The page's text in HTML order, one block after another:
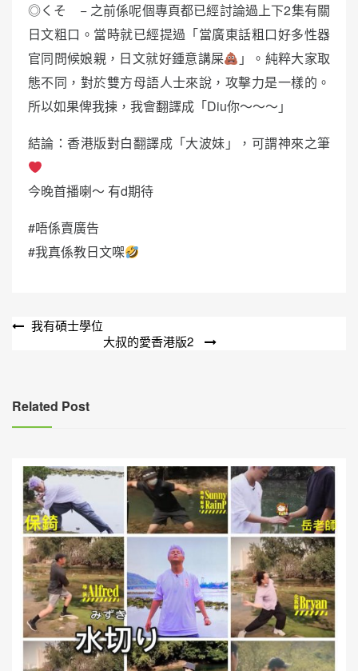
◎くそ − 之前係呢個專頁都已經討論過上下2集有關
日文粗口。當時就已經提過「當廣東話粗口好多性器
官同問候娘親，日文就好鍾意講屎
」。純粹大家取
態不同，對於雙方母語人士來說，攻擊力是一樣的。
所以如果俾我揀，我會翻譯成「Diu你～～～」
結論：香港版對白翻譯成「大波妹」，可謂神來之筆
今晚首播喇～ 有d期待
#唔係賣廣告
#我真係教日文㗎
文
覽
我有碩士學位
大叔的愛香港版2
Related Post